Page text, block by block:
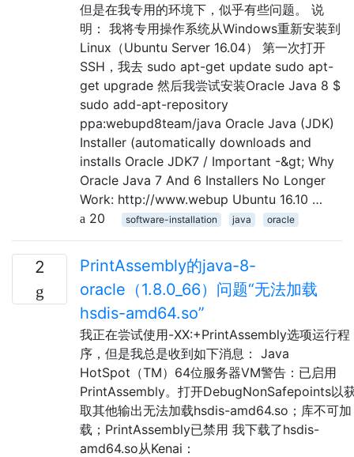
但是在我专用的环境下，似乎有些问题。 说
明： 我将专用操作系统从Windows重新安装到
Linux（Ubuntu Server 16.04） 第一次打开
SSH，我去 sudo apt-get update sudo apt-
get upgrade 然后我尝试安装Oracle Java 8 $
sudo add-apt-repository
ppa:webupd8team/java Oracle Java (JDK)
Installer (automatically downloads and
installs Oracle JDK7 / Important -&gt; Why
Oracle Java 7 And 6 Installers No Longer
Work: http://www.webup Ubuntu 16.10 …
20
software-installation java oracle
2
PrintAssembly的java-8-
oracle（1.8.0_66）问题“无法加载
hsdis-amd64.so”
我正在尝试使用-XX:+PrintAssembly选项运行程
序，但是我总是收到如下消息： Java
HotSpot（TM）64位服务器VM警告：已启用
PrintAssembly。打开DebugNonSafepoints以
取其他输出无法加载hsdis-amd64.so；库不可加
载；PrintAssembly已禁用 我下载了hsdis-
amd64.so从Kenai：